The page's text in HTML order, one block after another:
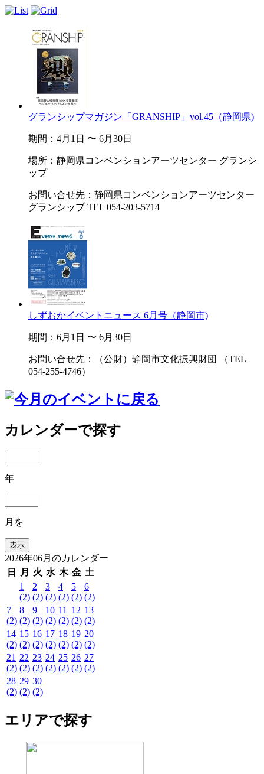
グランシップマガジン「GRANSHIP」vol.45（静岡県)
期間：4月1日 〜 6月30日
場所：静岡県コンベンションアーツセンター グランシ
ップ
お問い合せ先：静岡県コンベンションアーツセンター
グランシップ TEL 054-203-5714
しずおかイベントニュース 6月号（静岡市)
期間：6月1日 〜 6月30日
お問い合せ先：（公財）静岡市文化振興財団 （TEL
054-255-4746）
カレンダーで探す
年
月を
2026年06月のカレンダー
日
月 火 水 木 金 土
1
(2)
2
(2)
3
(2)
4
(2)
5
(2)
6
(2)
7
(2)
8
(2)
9
(2)
10
(2)
11
(2)
12
(2)
13
(2)
14
(2)
15
(2)
16
(2)
17
(2)
18
(2)
19
(2)
20
(2)
21
(2)
22
(2)
23
(2)
24
(2)
25
(2)
26
(2)
27
(2)
28
(2)
29
(2)
30
(2)
エリアで探す